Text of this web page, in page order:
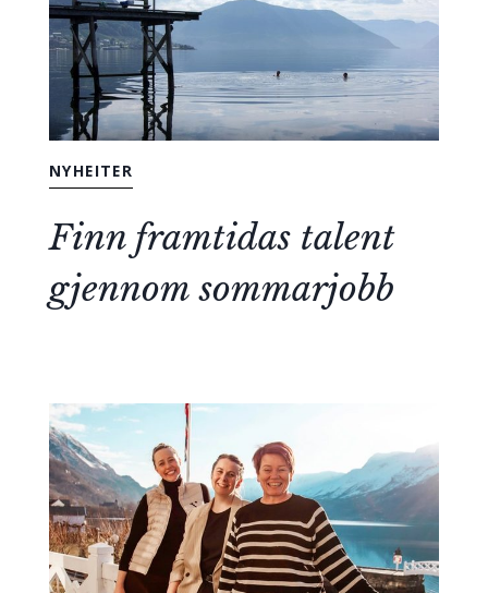
NYHEITER
Finn framtidas talent
gjennom sommarjobb